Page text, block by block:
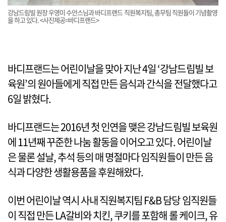
강남드림빌 원장 우영미 수안스님과 바디프랜드 직원복지팀, 총무팀 직원들이 기념촬영
을 하고 있다. <사진제공=바디프랜드>
바디프랜드는 어린이날을 맞아 지난 4일 ‘강남드림빌 보
육원’의 원아들에게 직접 만든 음식과 간식을 전달했다고
6일 밝혔다.
바디프랜드는 2016년 첫 인연을 맺은 강남드림빌 보육원
에 11년째 꾸준한 나눔 활동을 이어오고 있다. 어린이날
은 물론 설날, 추석 등의 매 명절마다 임직원들이 만든 음
식과 다양한 생활용품을 후원해왔다.
이번 어린이날 역시 사내 직원복지팀 F&B 담당 임직원들
이 직접 만든 LA갈비와 치킨, 쿠키를 포함해 롤 케이크, 유